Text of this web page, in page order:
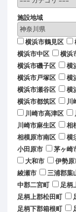
施設地域
横浜市鶴見区
横浜市中区
横浜
横浜市磯子区
横
横浜市戸塚区
横
横浜市瀬谷区
横
横浜市都筑区
川
川崎市高津区
川崎市麻生区
相
相模原市南区
横
小田原市
茅ヶ崎
大和市
伊勢原
綾瀬市
三浦郡葉
中郡二宮町
足柄
足柄上郡松田町
足柄下郡箱根町